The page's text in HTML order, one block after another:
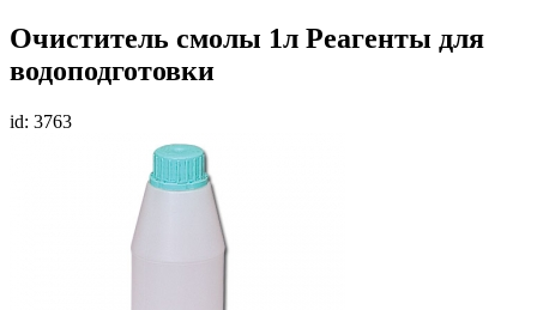
Очиститель смолы 1л Реагенты для
водоподготовки
id: 3763